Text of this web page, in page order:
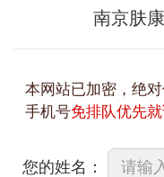
南京肤
本网站已加密，绝
手机号免排队优先
您的姓名：